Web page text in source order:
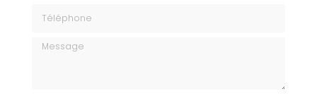
Téléphone
Message